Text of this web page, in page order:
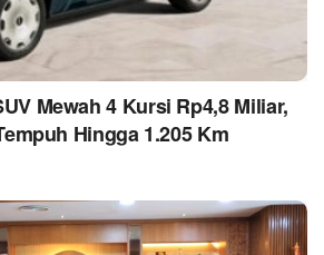
Mewah 4 Kursi Rp4,8 Miliar,
Hingga 1.205 Km